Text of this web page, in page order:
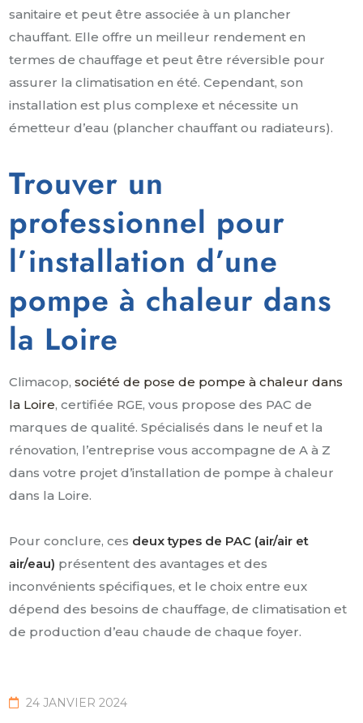
sanitaire et peut être associée à un plancher
chauffant. Elle offre un meilleur rendement en
termes de chauffage et peut être réversible pour
assurer la climatisation en été. Cependant, son
installation est plus complexe et nécessite un
émetteur d’eau (plancher chauffant ou radiateurs).
Trouver un
professionnel pour
l’installation d’une
pompe à chaleur dans
la Loire
Climacop,société de pose de pompe à chaleur dans
la Loire, certifiée RGE, vous propose des PAC de
marques de qualité. Spécialisés dans le neuf et la
rénovation, l’entreprise vous accompagne de A à Z
dans votre projet d’installation de pompe à chaleur
dans la Loire.
Pour conclure, ces deux types de PAC (air/air et
air/eau) présentent des avantages et des
inconvénients spécifiques, et le choix entre eux
dépend des besoins de chauffage, de climatisation et
de production d’eau chaude de chaque foyer.
24 JANVIER 2024